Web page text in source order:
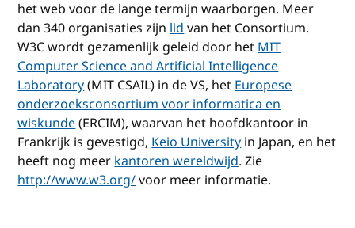
het web voor de lange termijn waarborgen. Meer
dan 340 organisaties zijnlidvan het Consortium.
W3C wordt gezamenlijk geleid door hetMIT
Computer Science and Artificial Intelligence
Laboratory(MIT CSAIL) in de VS, hetEuropese
onderzoeksconsortium voor informatica en
wiskunde(ERCIM), waarvan het hoofdkantoor in
Frankrijk is gevestigd,Keio Universityin Japan, en het
heeft nog meerkantoren wereldwijd. Zie
http://www.w3.org/voor meer informatie.